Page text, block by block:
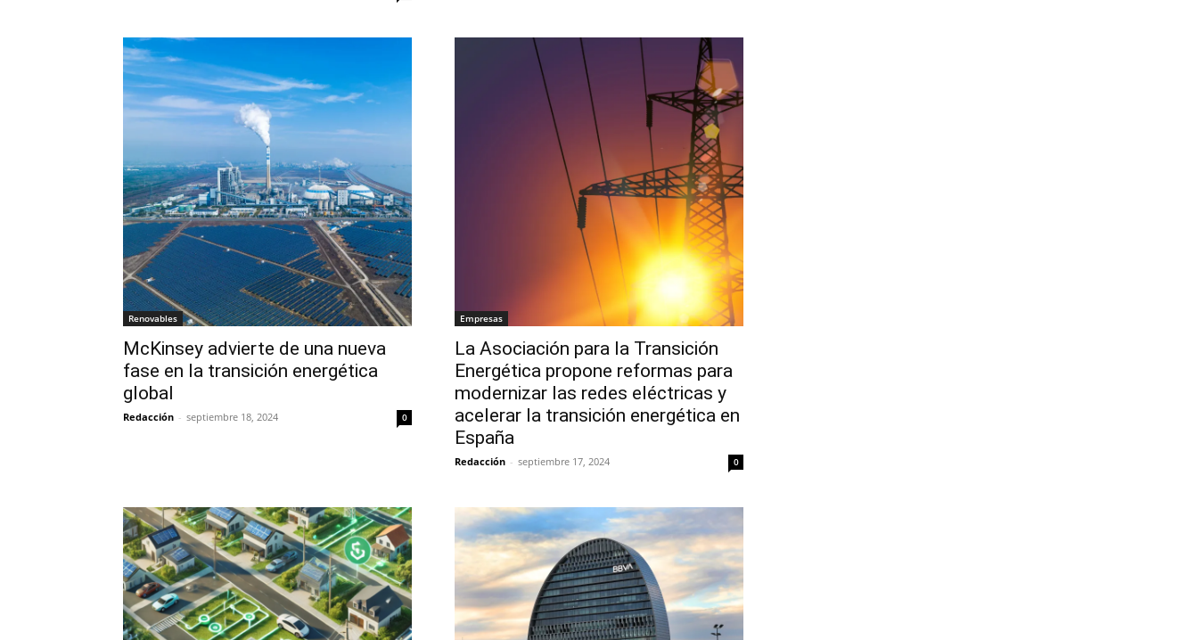
Renovables
McKinsey advierte de una nueva
fase en la transición energética
global
Redacción - septiembre 18, 2024 0
Empresas
La Asociación para la Transición
Energética propone reformas para
modernizar las redes eléctricas y
acelerar la transición energética en
España
Redacción - septiembre 17, 2024 0